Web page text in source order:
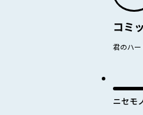
コミ
君のハ
ニセモ